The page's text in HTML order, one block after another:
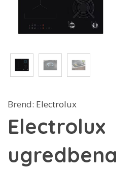
Brend: Electrolux
Electrolux
ugredbena